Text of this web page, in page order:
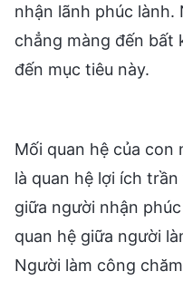
nhận lãnh phúc
chẳng màng đến bất
đến mục tiêu này.
Mối quan hệ của con
là quan hệ lợi ích
giữa người nhận
quan hệ giữa người
Người làm công